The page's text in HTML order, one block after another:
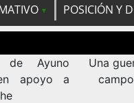
POSICIÓN Y
de Ayuno
apoyo a
Una